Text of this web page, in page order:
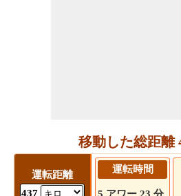
移動した総距離
運転距離
437
運転時間
5 アワー 23 分